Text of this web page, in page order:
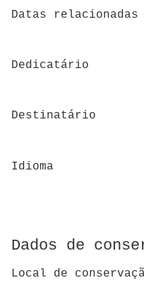
Datas relacionadas
Dedicatário
Destinatário
Idioma
Dados de
Local de